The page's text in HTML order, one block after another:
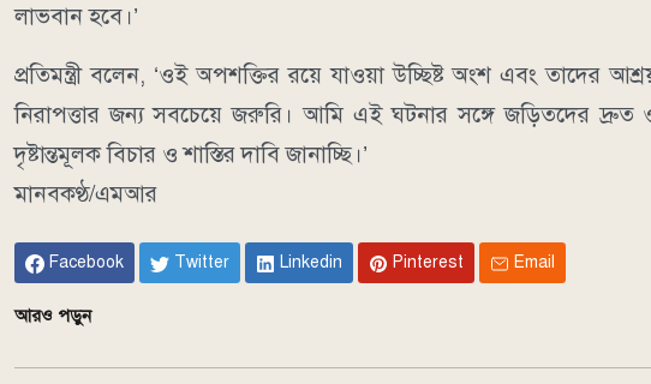
লাভবান হবে।’
প্রতিমন্ত্রী বলেন, ‘ওই অপশক্তির রয়ে যাওয়া উচ্ছিষ্ট অংশ এবং তাদের
নিরাপত্তার জন্য সবচেয়ে জরুরি। আমি এই ঘটনার সঙ্গে জড়িতদের
দৃষ্টান্তমূলক বিচার ও শাস্তির দাবি জানাচ্ছি।’
মানবকণ্ঠ/এমআর
Facebook Twitter Linkedin Pinterest Email
আরও পড়ুন